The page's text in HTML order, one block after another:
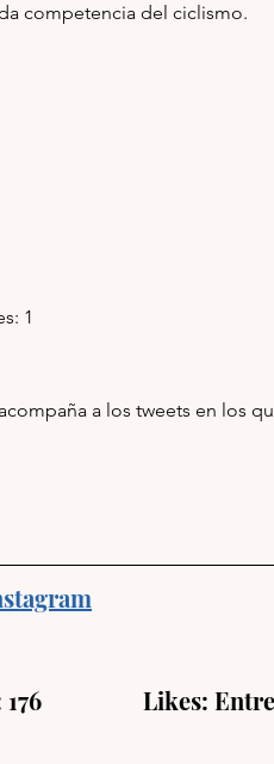
competencia del ciclismo.
1
a los tweets en los
Likes: